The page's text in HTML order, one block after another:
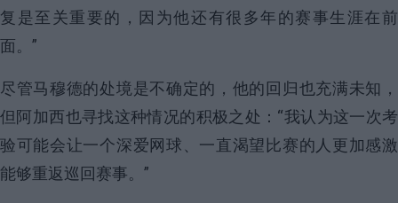
复是至关重要的，因为他还有很多年的赛事生涯在前
面。”
尽管马穆德的处境是不确定的，他的回归也充满未知，
但阿加西也寻找这种情况的积极之处：“我认为这一次考
验可能会让一个深爱网球、一直渴望比赛的人更加感激
能够重返巡回赛事。”